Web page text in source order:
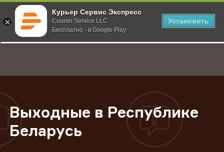
Курьер Сервис Экспресс
Courier Service LLC
Бесплатно - в Google Play
Установить
;
Главная О компании Новости Выходные в Республике Беларусь
Выходные в Республике
Беларусь